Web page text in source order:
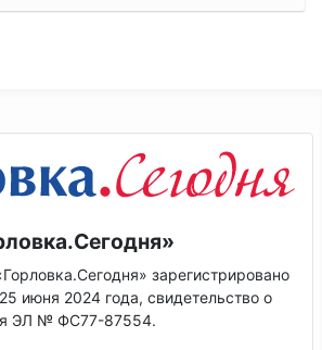
зарегистрировано
июня 2024 года, свидетельство о
ЭЛ № ФС77-87554.